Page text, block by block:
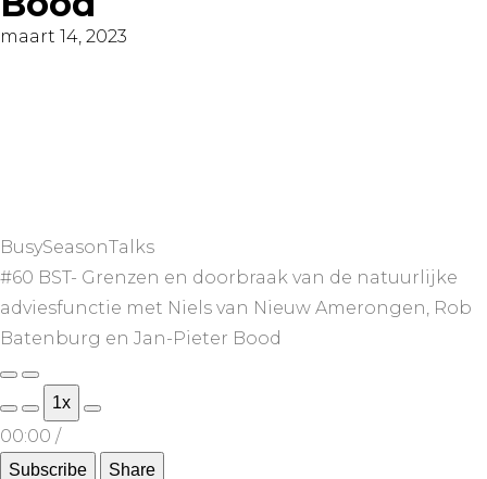
maart 14, 2023
BusySeasonTalks
#60 BST- Grenzen en doorbraak van de natuurlijke
adviesfunctie met Niels van Nieuw Amerongen, Rob
Batenburg en Jan-Pieter Bood
1x
00:00 /
Subscribe Share